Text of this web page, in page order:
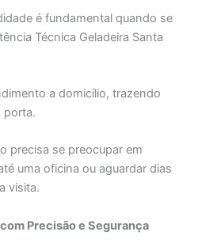
é fundamental quando se
Técnica Geladeira Santa
a domicílio, trazendo
porta.
precisa se preocupar em
uma oficina ou aguardar dias
visita.
Precisão e Segurança